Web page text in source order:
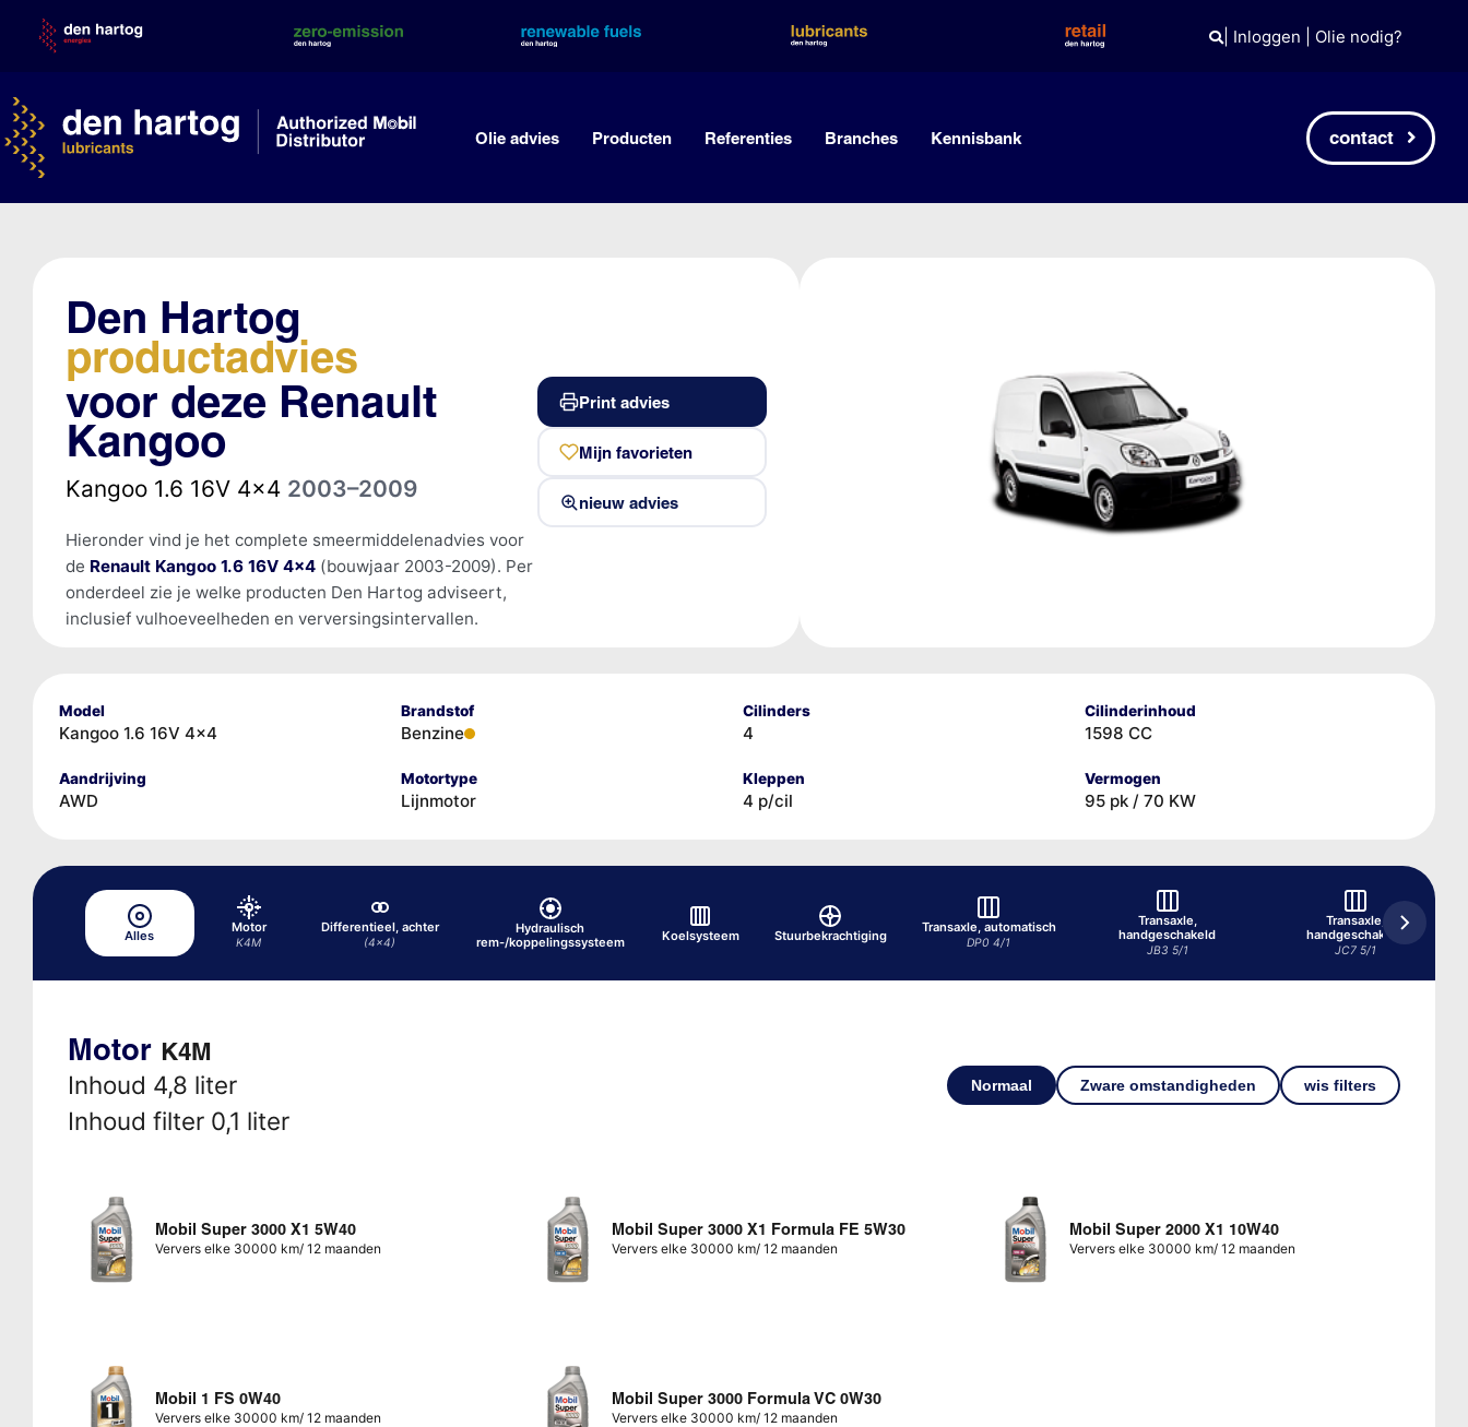
content
| Inloggen Olie nodig?
Olie advies Producten Referenties Branches Kennisbank contact
Den Hartog
productadvies
voor deze Renault
Kangoo
Kangoo 1.6 16V 4x4 2003–2009
Hieronder vind je het complete smeermiddelenadvies voor
de Renault Kangoo 1.6 16V 4x4(bouwjaar 2003-2009). Per
onderdeel zie je welke producten Den Hartog adviseert,
inclusief vulhoeveelheden en verversingsintervallen.
Print advies
Mijn favorieten
nieuw advies
Model
Kangoo 1.6 16V 4x4
Brandstof
Benzine
Cilinders
4
Cilinderinhoud
1598 CC
Aandrijving
AWD
Motortype
Lijnmotor
Kleppen
4 p/cil
Vermogen
95 pk / 70 KW
Alles
Motor
K4M
Differentieel, achter
(4x4)
Hydraulisch
rem-/koppelingssysteem
Koelsysteem Stuurbekrachtiging
Transaxle, automatisch
DP0 4/1
Transaxle,
handgeschakeld
JB3 5/1
Transaxle,
handgeschakeld
JC7 5/1
Motor K4M
Inhoud 4,8 liter
Inhoud filter 0,1 liter
Normaal Zware omstandigheden wis filters
Mobil Super 3000 X1 5W40
Ververs elke 30000 km/ 12 maanden
Mobil Super 3000 X1 Formula FE 5W30
Ververs elke 30000 km/ 12 maanden
Mobil Super 2000 X1 10W40
Ververs elke 30000 km/ 12 maanden
Mobil 1 FS 0W40
Ververs elke 30000 km/ 12 maanden
Mobil Super 3000 Formula VC 0W30
Ververs elke 30000 km/ 12 maanden